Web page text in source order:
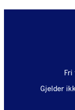
Gjelder